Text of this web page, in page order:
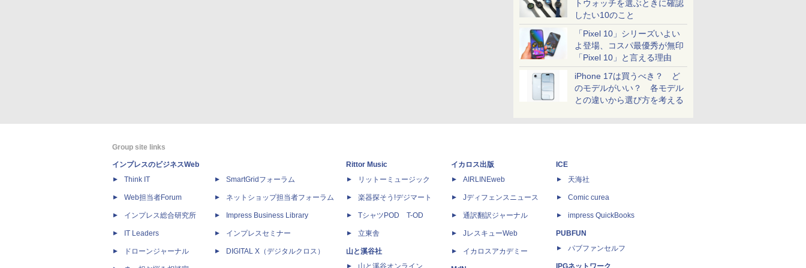
トウォッチを選ぶときに確認
したい10のこと
「Pixel 10」シリーズいよい
よ登場、コスパ最優秀が無印
「Pixel 10」と言える理由
iPhone 17は買うべき？ ど
のモデルがいい？ 各モデル
との違いから選び方を考える
Group site links
インプレスのビジネスWeb
Think IT
Web担当者Forum
インプレス総合研究所
IT Leaders
ドローンジャーナル
SmartGridフォーラム
ネットショップ担当者フォーラム
Impress Business Library
インプレスセミナー
DIGITAL X（デジタルクロス）
Rittor Music
リットーミュージック
楽器探そう!デジマート
TシャツPOD T-OD
立東舎
山と溪谷社
山と溪谷オンライン
イカロス出版
AIRLINEweb
Jディフェンスニュース
通訳翻訳ジャーナル
JレスキューWeb
イカロスアカデミー
ICE
天海社
Comic curea
impress QuickBooks
PUBFUN
パブファンセルフ
IPGネットワーク